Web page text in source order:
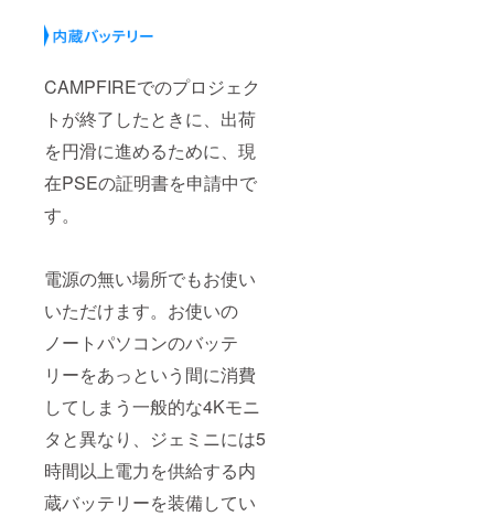
CAMPFIREでのプロジェク
トが終了したときに、出荷
を円滑に進めるために、現
在PSEの証明書を申請中で
す。
電源の無い場所でもお使い
いただけます。お使いの
ノートパソコンのバッテ
リーをあっという間に消費
してしまう一般的な4Kモニ
タと異なり、ジェミニには5
時間以上電力を供給する内
蔵バッテリーを装備してい